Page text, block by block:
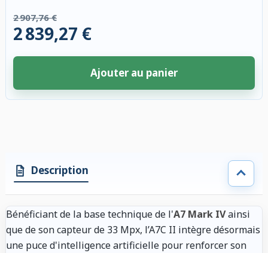
2 907,76 €
2 839,27 €
Ajouter au panier
Description
Bénéficiant de la base technique de l'A7 Mark IVainsi
que de son capteur de 33 Mpx, l’A7C II intègre désormais
une puce d'intelligence artificielle pour renforcer son